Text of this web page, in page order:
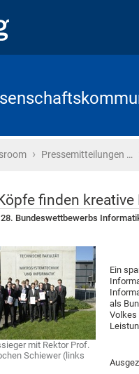
› Pressemitteilungen …
finden kreative
Bundeswettbewerbs
mit Rektor Prof.
Schiewer (links
Ein
als
Volkes